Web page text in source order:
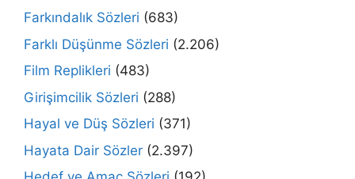
Farkındalık Sözleri (683)
Farklı Düşünme Sözleri (2.206)
Film Replikleri (483)
Girişimcilik Sözleri (288)
Hayal ve Düş Sözleri (371)
Hayata Dair Sözler (2.397)